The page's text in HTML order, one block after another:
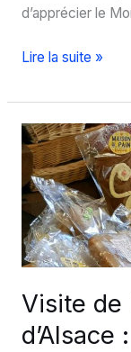
d’apprécier le
Que
au
Mont
Sainte
Odile
?
Lire la suite »
Visite de
d’Alsace